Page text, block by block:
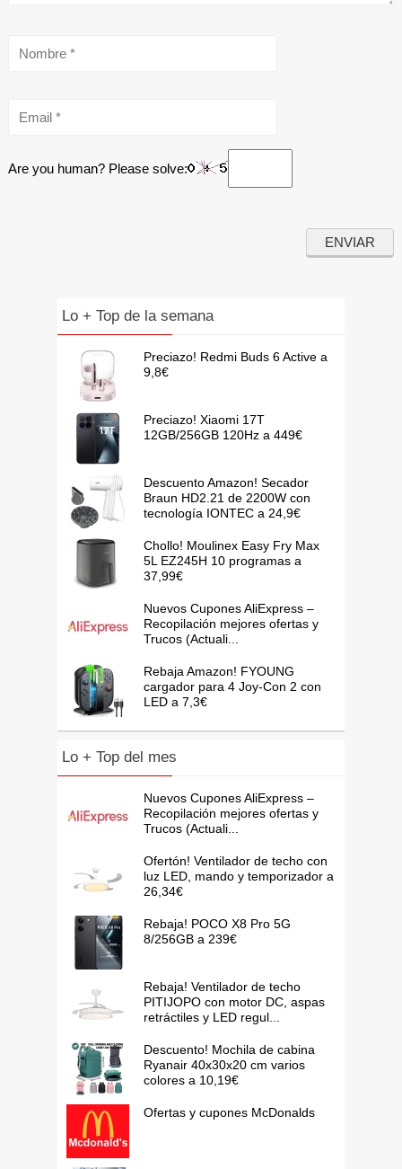
Are you human? Please solve:
Lo + Top de la semana
Preciazo! Redmi Buds 6 Active a
9,8€
Preciazo! Xiaomi 17T
12GB/256GB 120Hz a 449€
Descuento Amazon! Secador
Braun HD2.21 de 2200W con
tecnología IONTEC a 24,9€
Chollo! Moulinex Easy Fry Max
5L EZ245H 10 programas a
37,99€
Nuevos Cupones AliExpress –
Recopilación mejores ofertas y
Trucos (Actuali...
Rebaja Amazon! FYOUNG
cargador para 4 Joy-Con 2 con
LED a 7,3€
Lo + Top del mes
Nuevos Cupones AliExpress –
Recopilación mejores ofertas y
Trucos (Actuali...
Ofertón! Ventilador de techo con
luz LED, mando y temporizador a
26,34€
Rebaja! POCO X8 Pro 5G
8/256GB a 239€
Rebaja! Ventilador de techo
PITIJOPO con motor DC, aspas
retráctiles y LED regul...
Descuento! Mochila de cabina
Ryanair 40x30x20 cm varios
colores a 10,19€
Ofertas y cupones McDonalds